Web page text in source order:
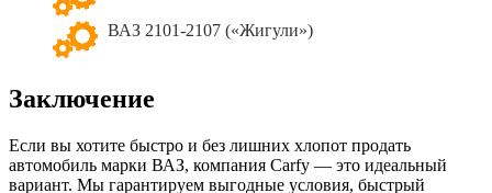
ВАЗ 2101-2107 («Жигули»)
Заключение
Если вы хотите быстро и без лишних хлопот продать
автомобиль марки ВАЗ, компания Carfy — это идеальный
вариант. Мы гарантируем выгодные условия, быстрый